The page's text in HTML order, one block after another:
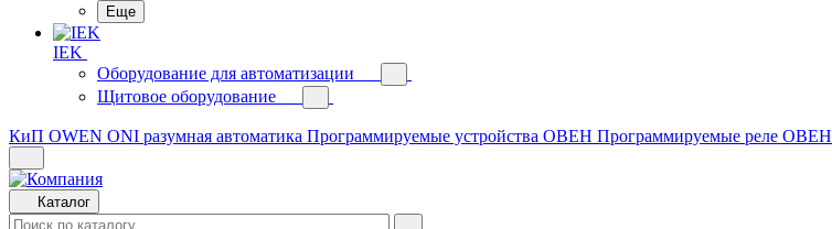
Еще
IEK
Оборудование для автоматизации
Щитовое оборудование
КиП OWEN ONI разумная автоматика Программируемые устройства ОВЕН Программируемые реле ОВЕН
Каталог